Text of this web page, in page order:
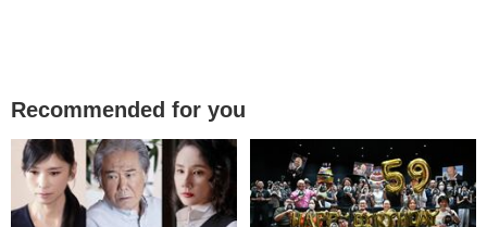
Recommended for you